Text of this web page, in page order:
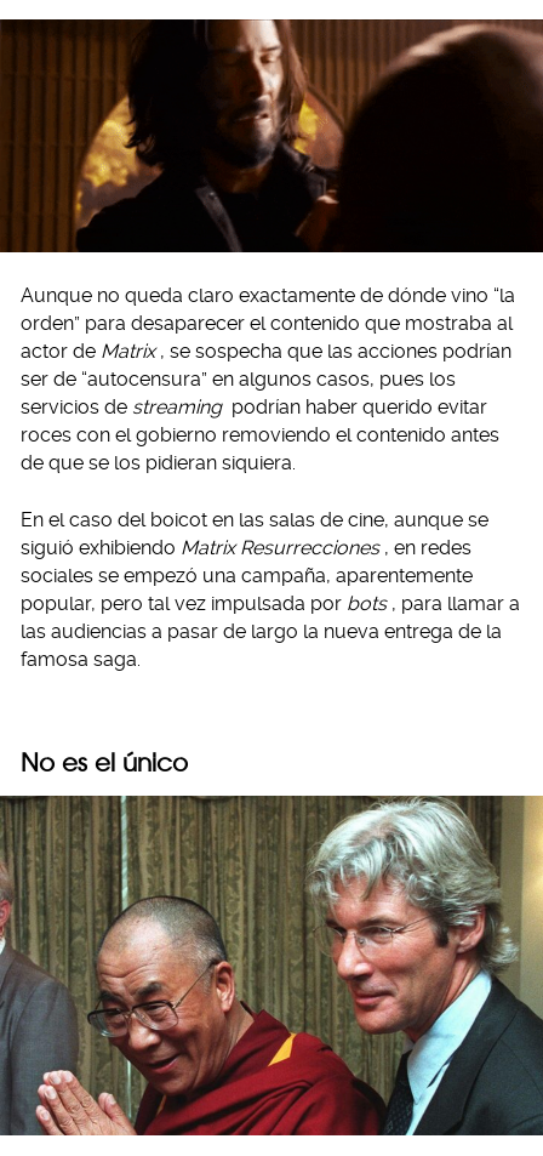
Aunque no queda claro exactamente de dónde vino “la
orden” para desaparecer el contenido que mostraba al
actor de Matrix , se sospecha que las acciones podrían
ser de “autocensura” en algunos casos, pues los
servicios de streaming podrían haber querido evitar
roces con el gobierno removiendo el contenido antes
de que se los pidieran siquiera.
En el caso del boicot en las salas de cine, aunque se
siguió exhibiendo Matrix Resurrecciones , en redes
sociales se empezó una campaña, aparentemente
popular, pero tal vez impulsada por bots , para llamar a
las audiencias a pasar de largo la nueva entrega de la
famosa saga.
No es el único